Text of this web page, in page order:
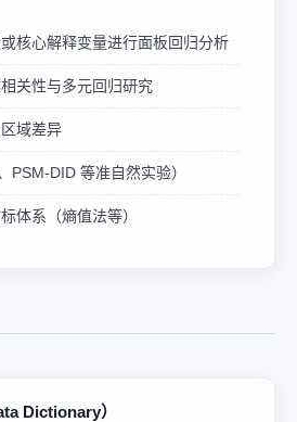
核心解释变量进行面板回归分析
关性与多元回归研究
域差异
PSM-DID 等准自然实验）
体系（熵值法等）
Dictionary）